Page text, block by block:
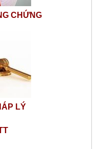
CHỨNG
LÝ